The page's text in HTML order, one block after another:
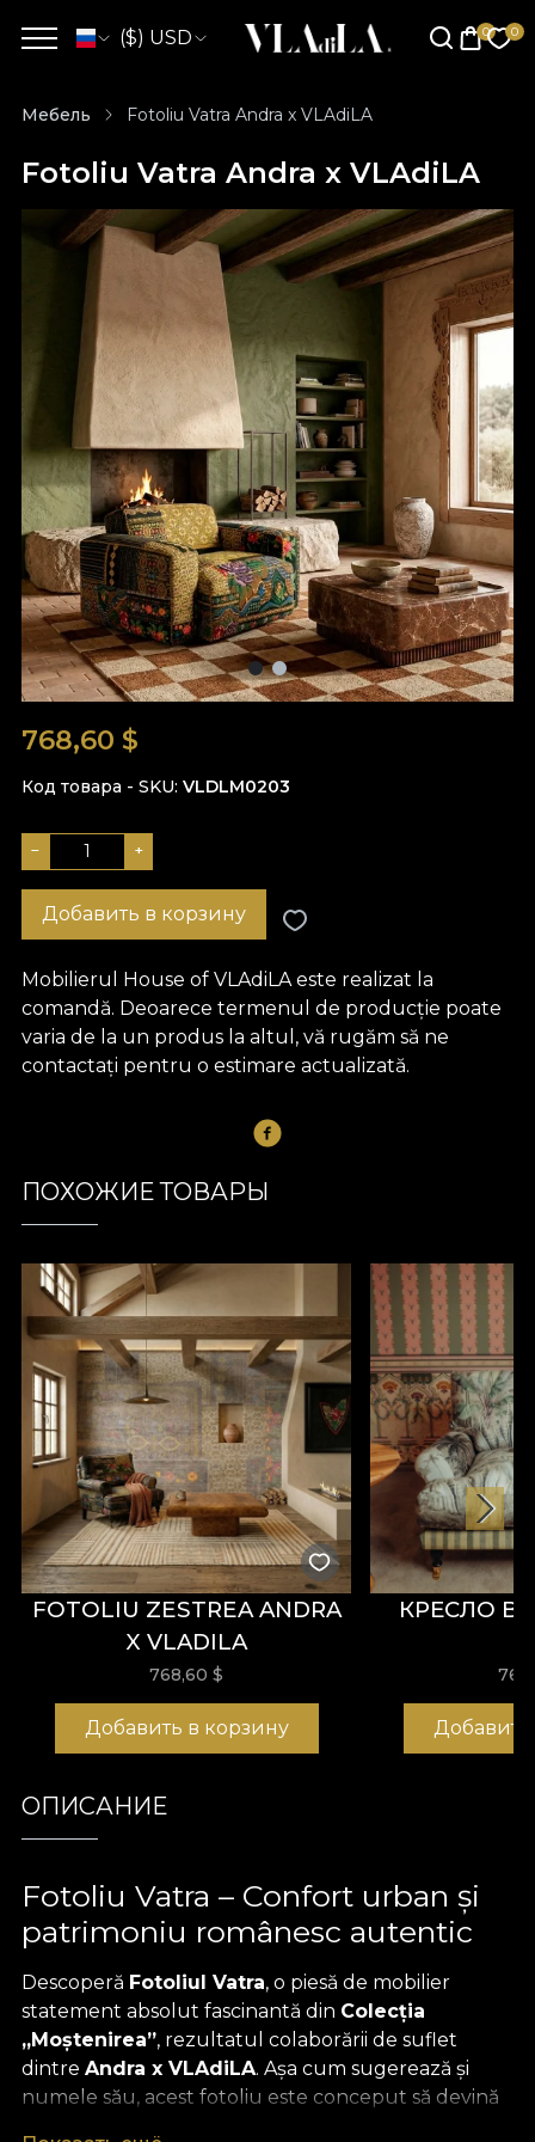
($) USD
Мебель Fotoliu Vatra Andra x VLAdiLA
Fotoliu Vatra Andra x VLAdiLA
768,60 $
Код товара - SKU VLDLM0203
− +
Добавить в корзину
Mobilierul House of VLAdiLA este realizat la
comandă. Deoarece termenul de producție poate
varia de la un produs la altul, vă rugăm să ne
contactați pentru o estimare actualizată.
ПОХОЖИЕ ТОВАРЫ
FOTOLIU ZESTREA ANDRA
X VLADILA
768,60$
Добавить в корзину
КРЕСЛО
ОПИСАНИЕ
Fotoliu Vatra – Confort urban și
patrimoniu românesc autentic
Descoperă Fotoliul Vatra, o piesă de mobilier
statement absolut fascinantă din Colecția
„Moștenirea”, rezultatul colaborării de suflet
dintre Andra x VLAdiLA. Așa cum sugerează și
numele său, acest fotoliu este conceput să devină